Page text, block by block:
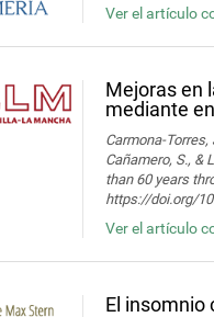
Ver el artículo
Mejoras en
mediante
Carmona-Torres,
Cañamero, S., &
than 60 years
https://doi.org/
Ver el artículo
El insomnio